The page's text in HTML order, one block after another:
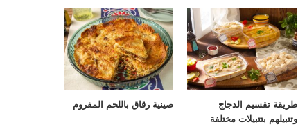
طريقة تقسيم الدجاج
وتتبيلهم بتتبيلات مختلفة
صينية رقاق باللحم المفروم